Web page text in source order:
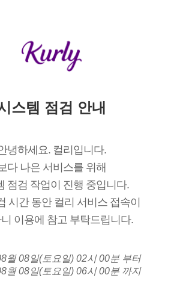
스템 점검 안내
녕하세요. 컬리입니다.
다 나은 서비스를 위해
점검 작업이 진행 중입니다.
시간 동안 컬리 서비스 접속이
이용에 참고 부탁드립니다.
월 08일(토요일) 02시 00분 부터
월 08일(토요일) 06시 00분 까지